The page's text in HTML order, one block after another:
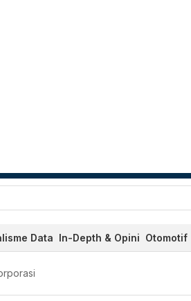
Data In-Depth & Opini Otomotif